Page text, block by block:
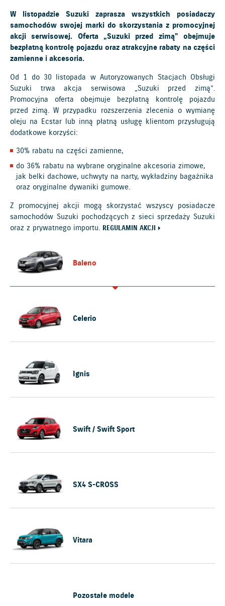
W listopadzie Suzuki zaprasza wszystkich posiadaczy
samochodów swojej marki do skorzystania z promocyjnej
akcji serwisowej. Oferta „Suzuki przed zimą” obejmuje
bezpłatną kontrolę pojazdu oraz atrakcyjne rabaty na części
zamienne i akcesoria.
Od 1 do 30 listopada w Autoryzowanych Stacjach Obsługi
Suzuki trwa akcja serwisowa „Suzuki przed zimą”.
Promocyjna oferta obejmuje bezpłatną kontrolę pojazdu
przed zimą. W przypadku rozszerzenia zlecenia o wymianę
oleju na Ecstar lub inną płatną usługę klientom przysługują
dodatkowe korzyści:
30% rabatu na części zamienne,
do 36% rabatu na wybrane oryginalne akcesoria zimowe,
jak belki dachowe, uchwyty na narty, wykładziny bagażnika
oraz oryginalne dywaniki gumowe.
Z promocyjnej akcji mogą skorzystać wszyscy posiadacze
samochodów Suzuki pochodzących z sieci sprzedaży Suzuki
oraz z prywatnego importu. REGULAMIN AKCJI
Baleno
Celerio
Ignis
Swift / Swift Sport
SX4 S-CROSS
Vitara
Pozostałe modele